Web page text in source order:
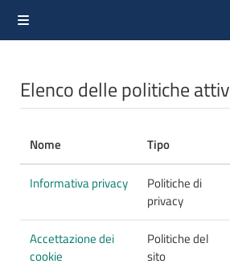
Elenco delle politiche
Nome Tipo
Informativa privacy
Politiche di
privacy
Accettazione dei
cookie
Politiche del
sito